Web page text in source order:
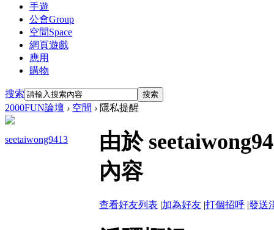
手遊
公會Group
空間Space
網頁遊戲
應用
購物
搜索 搜索
2000FUN論壇 › 空間 › 隱私提醒
seetaiwong9413
由於
內容
查看好友列表 |加為好友 |打個招呼 |發送